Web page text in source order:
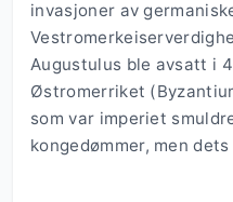
invasjoner av
Augustulus ble avsatt i
Østromerriket
som var imperiet
kongedømmer, men